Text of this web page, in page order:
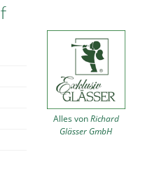
Alles vonRichard
Glässer GmbH